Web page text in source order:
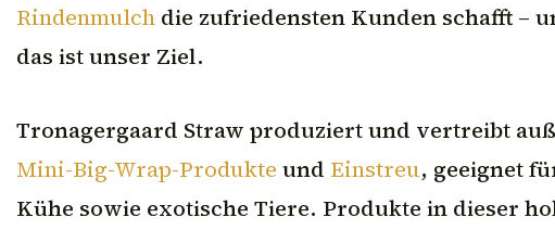
Rindenmulch die zufriedensten Kunden schafft –
das ist unser Ziel.
Tronagergaard Straw produziert und vertreibt
Mini-Big-Wrap-Produkte und Einstreu, geeignet
Kühe sowie exotische Tiere. Produkte in dieser